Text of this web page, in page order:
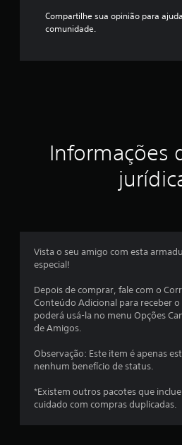
Compartilhe sua opinião para
comunidade.
Informações
Vista o seu amigo com esta
especial!
Depois de comprar, fale com o
Conteúdo Adicional para receber
poderá usá-la no menu Opções
de Amigos.
Observação: Este item é apenas
nenhum benefício de status.
*Existem outros pacotes que
cuidado com compras duplicadas.